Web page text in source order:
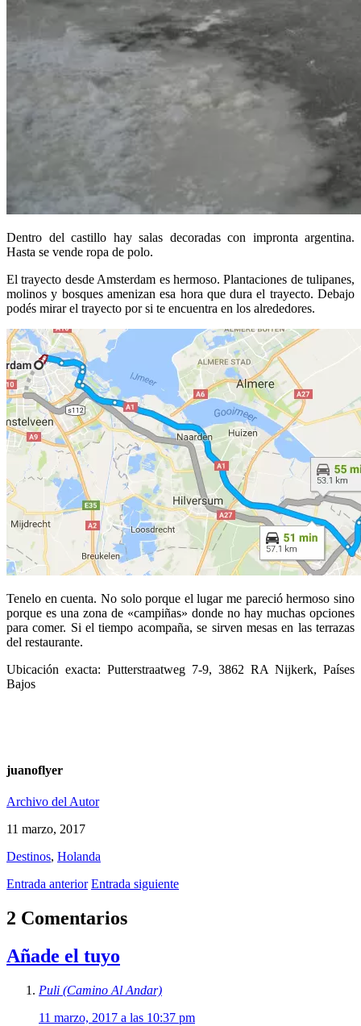
Dentro del castillo hay salas decoradas con impronta argentina.
Hasta se vende ropa de polo.
El trayecto desde Amsterdam es hermoso. Plantaciones de tulipanes,
molinos y bosques amenizan esa hora que dura el trayecto. Debajo
podés mirar el trayecto por si te encuentra en los alrededores.
Tenelo en cuenta. No solo porque el lugar me pareció hermoso sino
porque es una zona de «campiñas» donde no hay muchas opciones
para comer. Si el tiempo acompaña, se sirven mesas en las terrazas
del restaurante.
Ubicación exacta: Putterstraatweg 7-9, 3862 RA Nijkerk, Países
Bajos
juanoflyer
Archivo del Autor
11 marzo, 2017
Destinos, Holanda
Entrada anterior Entrada siguiente
2 Comentarios
Añade el tuyo
Puli (Camino Al Andar)
11 marzo, 2017 a las 10:37 pm